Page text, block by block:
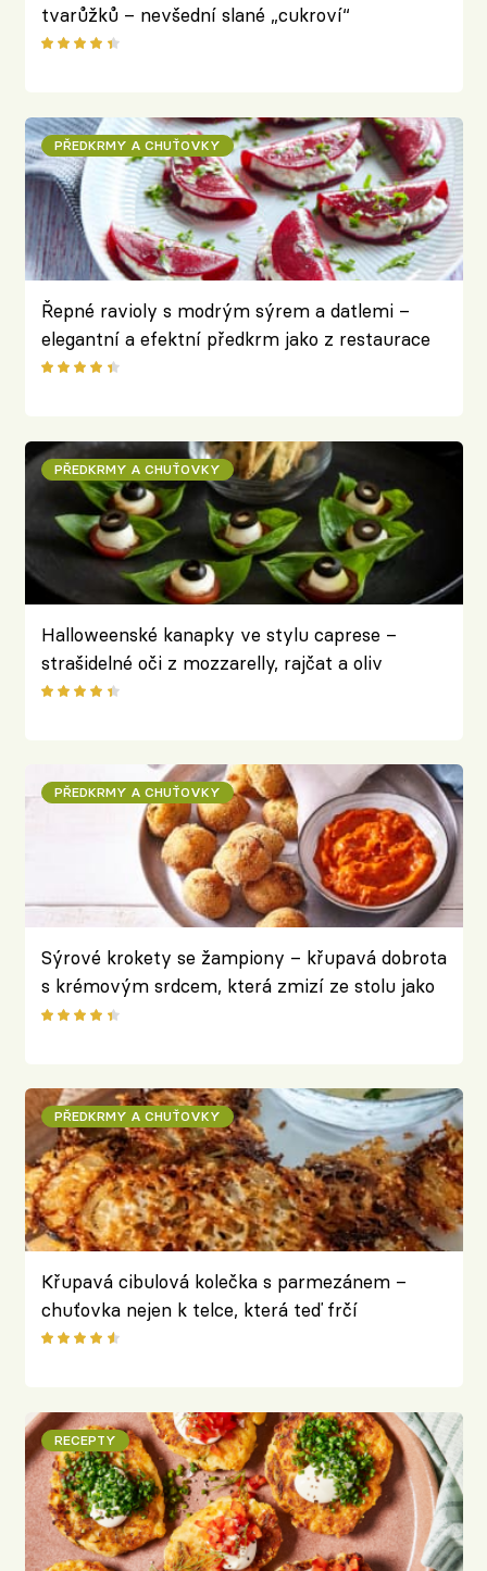
tvarůžků – nevšední slané „cukroví“
PŘEDKRMY A CHUŤOVKY
Řepné ravioly s modrým sýrem a datlemi –
elegantní a efektní předkrm jako z restaurace
PŘEDKRMY A CHUŤOVKY
Halloweenské kanapky ve stylu caprese –
strašidelné oči z mozzarelly, rajčat a oliv
PŘEDKRMY A CHUŤOVKY
Sýrové krokety se žampiony – křupavá dobrota
s krémovým srdcem, která zmizí ze stolu jako
první
PŘEDKRMY A CHUŤOVKY
Křupavá cibulová kolečka s parmezánem –
chuťovka nejen k telce, která teď frčí
RECEPTY